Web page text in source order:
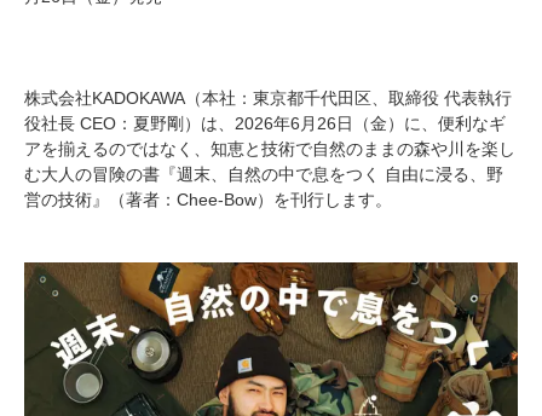
株式会社KADOKAWA（本社：東京都千代田区、取締役 代表執行
役社長 CEO：夏野剛）は、2026年6月26日（金）に、便利なギ
アを揃えるのではなく、知恵と技術で自然のままの森や川を楽し
む大人の冒険の書『週末、自然の中で息をつく 自由に浸る、野
営の技術』（著者：Chee-Bow）を刊行します。